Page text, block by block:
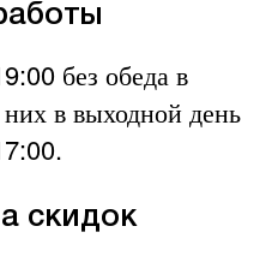
без обеда в
в выходной день
скидок